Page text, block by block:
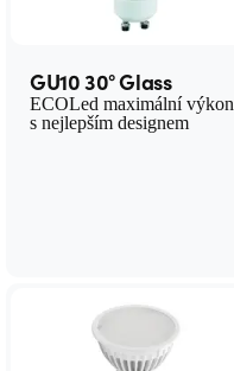
GU10 30° Glass
ECOLed maximální výkon
s nejlepším designem